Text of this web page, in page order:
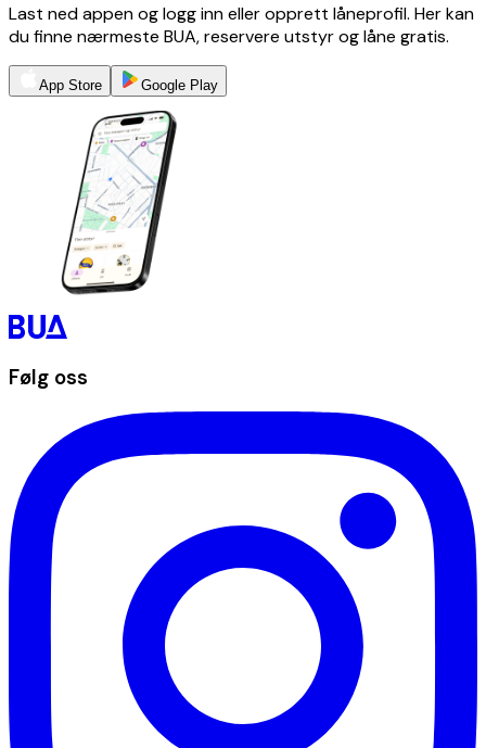
Last ned appen og logg inn eller opprett låneprofil. Her kan
du finne nærmeste BUA, reservere utstyr og låne gratis.
App Store Google Play
Følg oss